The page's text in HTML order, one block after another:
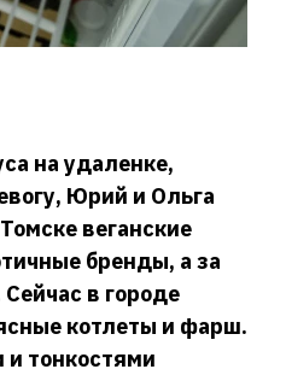
на удаленке,
Юрий и Ольга
веганские
бренды, а за
в городе
котлеты и фарш.
и тонкостями